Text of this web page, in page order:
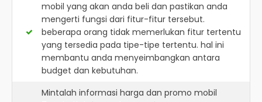
mobil yang akan anda beli dan pastikan anda
mengerti fungsi dari fitur-fitur tersebut.
beberapa orang tidak memerlukan fitur tertentu
yang tersedia pada tipe-tipe tertentu. hal ini
membantu anda menyeimbangkan antara
budget dan kebutuhan.
Mintalah informasi harga dan promo mobil